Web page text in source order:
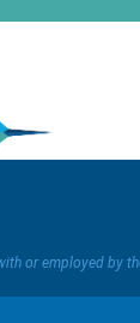
or employed by